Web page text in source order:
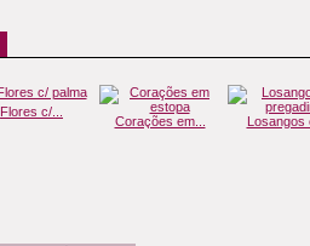
Flores c/...
Corações em... Losangos